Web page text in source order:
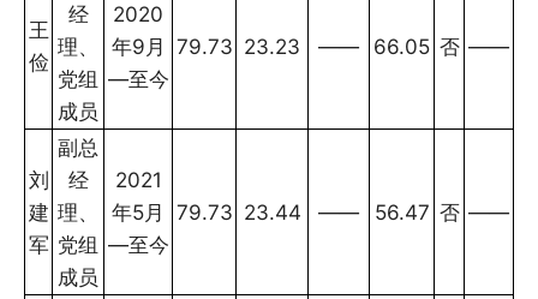
王
俭
经
理、
党组
成员
2020
年9月
—至今
79.73 23.23 —— 66.05 否 ——
刘
建
军
副总
经
理、
党组
成员
2021
年5月
—至今
79.73 23.44 —— 56.47 否 ——